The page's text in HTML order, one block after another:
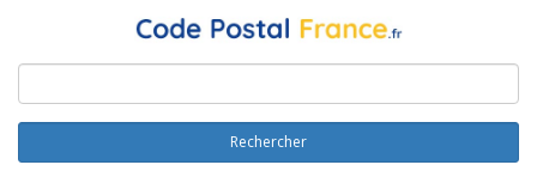
Rechercher